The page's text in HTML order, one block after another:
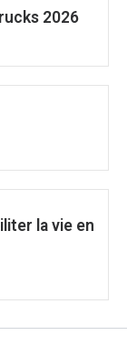
2026
la vie en